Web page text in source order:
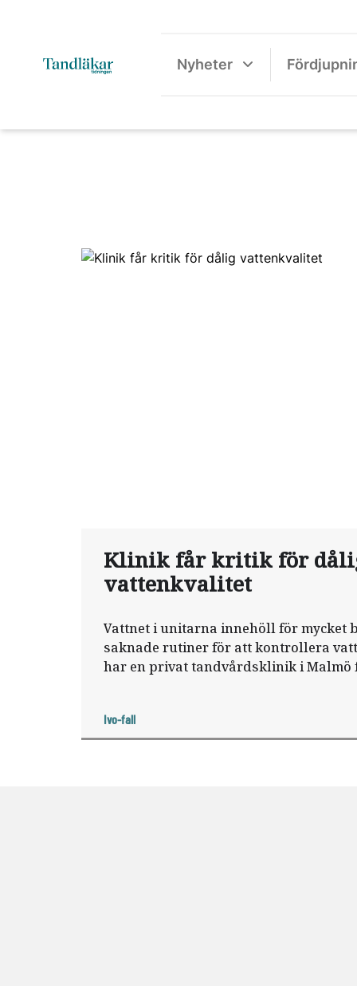
Nyheter
Klinik får kritik för
vattenkvalitet
Vattnet i unitarna innehöll för mycket
saknade rutiner för att kontrollera
har en privat tandvårdsklinik i
Ivo-fall